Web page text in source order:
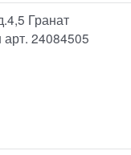
Гранат
24084505